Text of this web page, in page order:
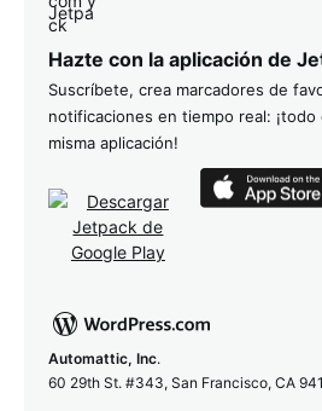
Hazte con la aplicación de
Suscríbete, crea marcadores de
notificaciones en tiempo real: ¡todo
misma aplicación!
Automattic, Inc.
60 29th St. #343, San Francisco, CA